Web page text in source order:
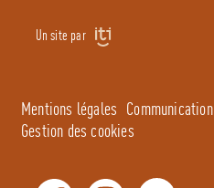
Un site par
Mentions légales Communication
Gestion des cookies